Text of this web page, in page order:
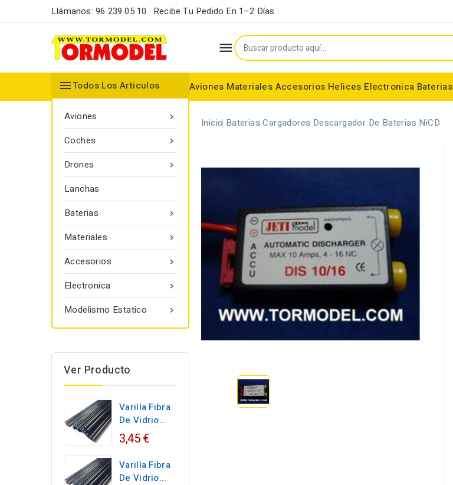
Llámanos: 96 239 05 10 · Recibe Tu Pedido En 1–2 Días

Aviones Materiales Accesorios Helices Electronica Baterias
Todos Los Articulos

Aviones

Coches

Drones
Lanchas

Baterias

Materiales

Accesorios

Electronica

Modelismo Estatico
Ver Producto
Varilla Fibra
De Vidrio...
3,45 €
Varilla Fibra
De Vidrio...
Inicio Baterias Cargadores Descargador De Baterias NiCD